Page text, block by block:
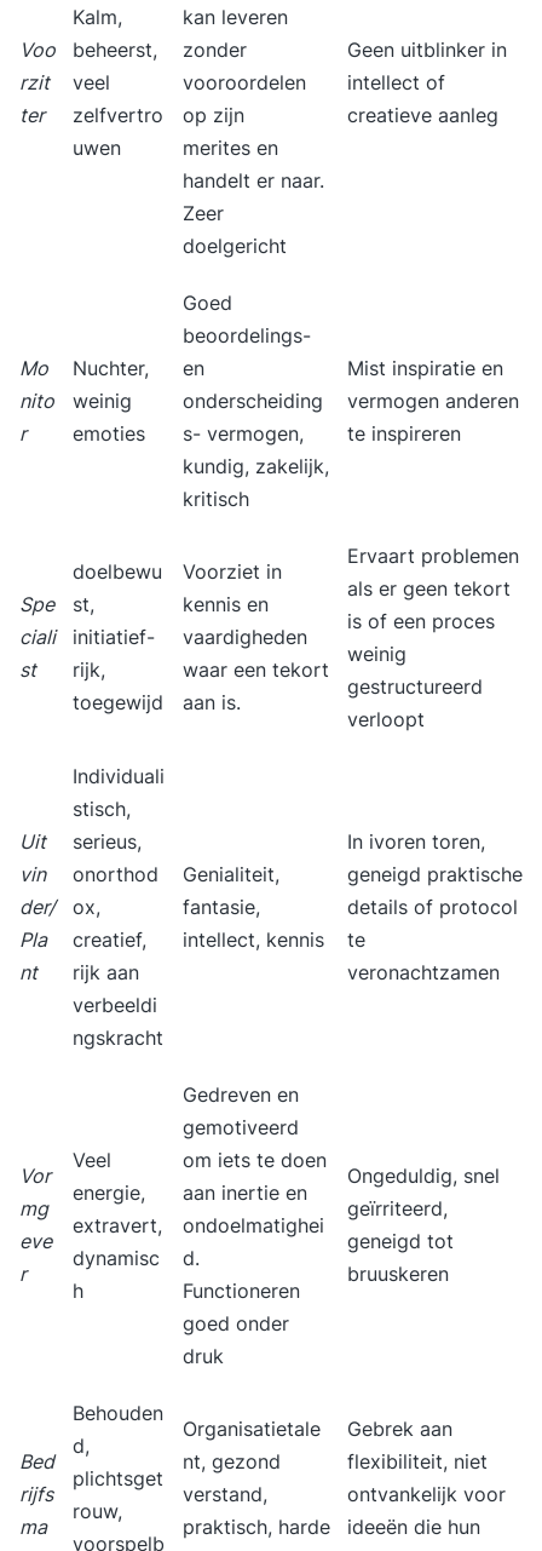
dat je blijvend tevreden bent met de training.
Vragen aan Supertrainer?Heb je een vraag die
nog niet is beantwoord? Vraag dan de gratis
brochure aan. Zo kunnen we contact met je
opnemen en je verder helpen. Hopelijk tot snel!
Voo
rzit
ter
Kalm,
beheerst,
veel
zelfvertro
uwen
kan leveren
zonder
vooroordelen
op zijn
merites en
handelt er naar.
Zeer
doelgericht
Geen uitblinker in
intellect of
creatieve aanleg
Mo
nito
r
Nuchter,
weinig
emoties
Goed
beoordelings-
en
onderscheiding
s- vermogen,
kundig, zakelijk,
kritisch
Mist inspiratie en
vermogen anderen
te inspireren
Spe
ciali
st
doelbewu
st,
initiatief-
rijk,
toegewijd
Voorziet in
kennis en
vaardigheden
waar een tekort
aan is.
Ervaart problemen
als er geen tekort
is of een proces
weinig
gestructureerd
verloopt
Uit
vin
der/
Pla
nt
Individuali
stisch,
serieus,
onorthod
ox,
creatief,
rijk aan
verbeeldi
ngskracht
Genialiteit,
fantasie,
intellect, kennis
In ivoren toren,
geneigd praktische
details of protocol
te
veronachtzamen
Vor
mg
eve
r
Veel
energie,
extravert,
dynamisc
h
Gedreven en
gemotiveerd
om iets te doen
aan inertie en
ondoelmatighei
d.
Functioneren
goed onder
druk
Ongeduldig, snel
geïrriteerd,
geneigd tot
bruuskeren
Bed
rijfs
ma
Behouden
d,
plichtsget
rouw,
voorspelb
Organisatietale
nt, gezond
verstand,
praktisch, harde
Gebrek aan
flexibiliteit, niet
ontvankelijk voor
ideeën die hun